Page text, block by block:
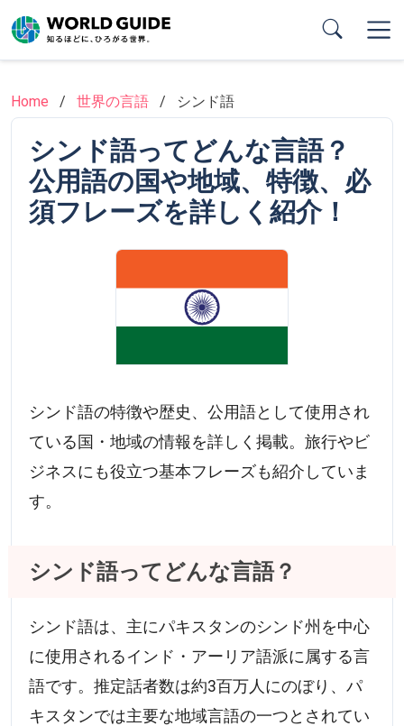
to
main
Home
世界の言語 シンド語
シンド語ってどんな言語？
公用語の国や地域、特徴、必
須フレーズを詳しく紹介！
シンド語の特徴や歴史、公用語として使用され
ている国・地域の情報を詳しく掲載。旅行やビ
ジネスにも役立つ基本フレーズも紹介していま
す。
シンド語ってどんな言語？
シンド語は、主にパキスタンのシンド州を中心
に使用されるインド・アーリア語派に属する言
語です。推定話者数は約3百万人にのぼり、パ
キスタンでは主要な地域言語の一つとされてい